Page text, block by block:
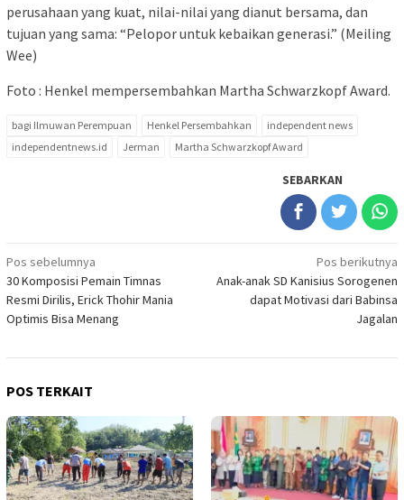
perusahaan yang kuat, nilai-nilai yang dianut bersama, dan
tujuan yang sama: “Pelopor untuk kebaikan generasi.” (Meiling
Wee)
Foto : Henkel mempersembahkan Martha Schwarzkopf Award.
bagi Ilmuwan Perempuan Henkel Persembahkan
independent news
independentnews.id
Jerman Martha Schwarzkopf Award
SEBARKAN
Navigasi
pos
Pos sebelumnya
30 Komposisi Pemain Timnas
Resmi Dirilis, Erick Thohir Mania
Optimis Bisa Menang
Pos berikutnya
Anak-anak SD Kanisius Sorogenen
dapat Motivasi dari Babinsa
Jagalan
POS TERKAIT